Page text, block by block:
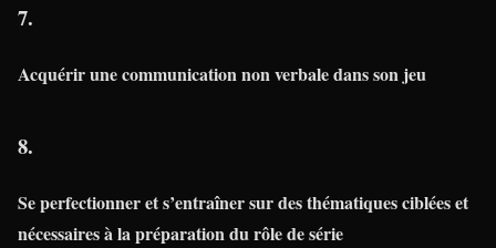
7.
Acquérir une communication non verbale dans son jeu
8.
Se perfectionner et s’entraîner sur des thématiques ciblées et
nécessaires à la préparation du rôle de série